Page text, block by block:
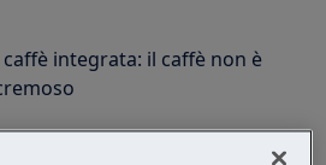
integrata: il caffè non è